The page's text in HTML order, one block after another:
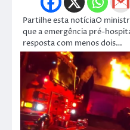
Partilhe esta notíciaO
que a emergência pré-
resposta com menos dois…